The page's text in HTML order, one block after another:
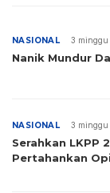
NASIONAL 3
Nanik Mundur
NASIONAL 3
Serahkan LKPP
Pertahankan